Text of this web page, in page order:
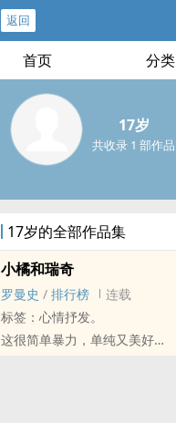
返回
首页 分类
17岁
共收录 1 部作品
17岁的全部作品集
小橘和瑞奇
罗曼史 / 排行榜
连载
标签：心情抒发。
这很简单暴力，单纯又美好